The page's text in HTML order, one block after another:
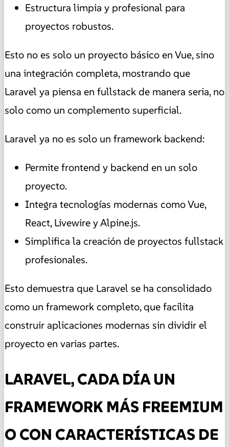
Estructura limpia y profesional para
proyectos robustos.
Esto no es solo un proyecto básico en Vue, sino
una integración completa, mostrando que
Laravel ya piensa en fullstack de manera seria, no
solo como un complemento superficial.
Laravel ya no es solo un framework backend:
Permite frontend y backend en un solo
proyecto.
Integra tecnologías modernas como Vue,
React, Livewire y Alpine.js.
Simplifica la creación de proyectos fullstack
profesionales.
Esto demuestra que Laravel se ha consolidado
como un framework completo, que facilita
construir aplicaciones modernas sin dividir el
proyecto en varias partes.
LARAVEL, CADA DÍA UN
FRAMEWORK MÁS FREEMIUM
O CON CARACTERÍSTICAS DE